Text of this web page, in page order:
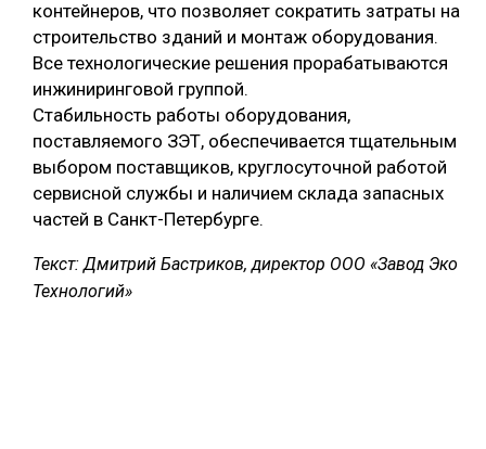
контейнеров, что позволяет сократить затраты на
строительство зданий и монтаж оборудования.
Все технологические решения прорабатываются
инжиниринговой группой.
Стабильность работы оборудования,
поставляемого ЗЭТ, обеспечивается тщательным
выбором поставщиков, круглосуточной работой
сервисной службы и наличием склада запасных
частей в Санкт-Петербурге.
Текст: Дмитрий Бастриков, директор ООО «Завод Эко
Технологий»